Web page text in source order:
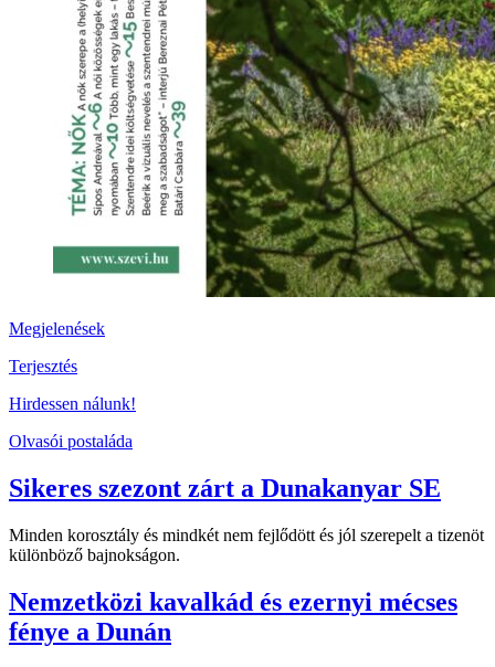
Megjelenések
Terjesztés
Hirdessen nálunk!
Olvasói postaláda
Sikeres szezont zárt a Dunakanyar SE
Minden korosztály és mindkét nem fejlődött és jól szerepelt a tizenöt
különböző bajnokságon.
Nemzetközi kavalkád és ezernyi mécses
fénye a Dunán